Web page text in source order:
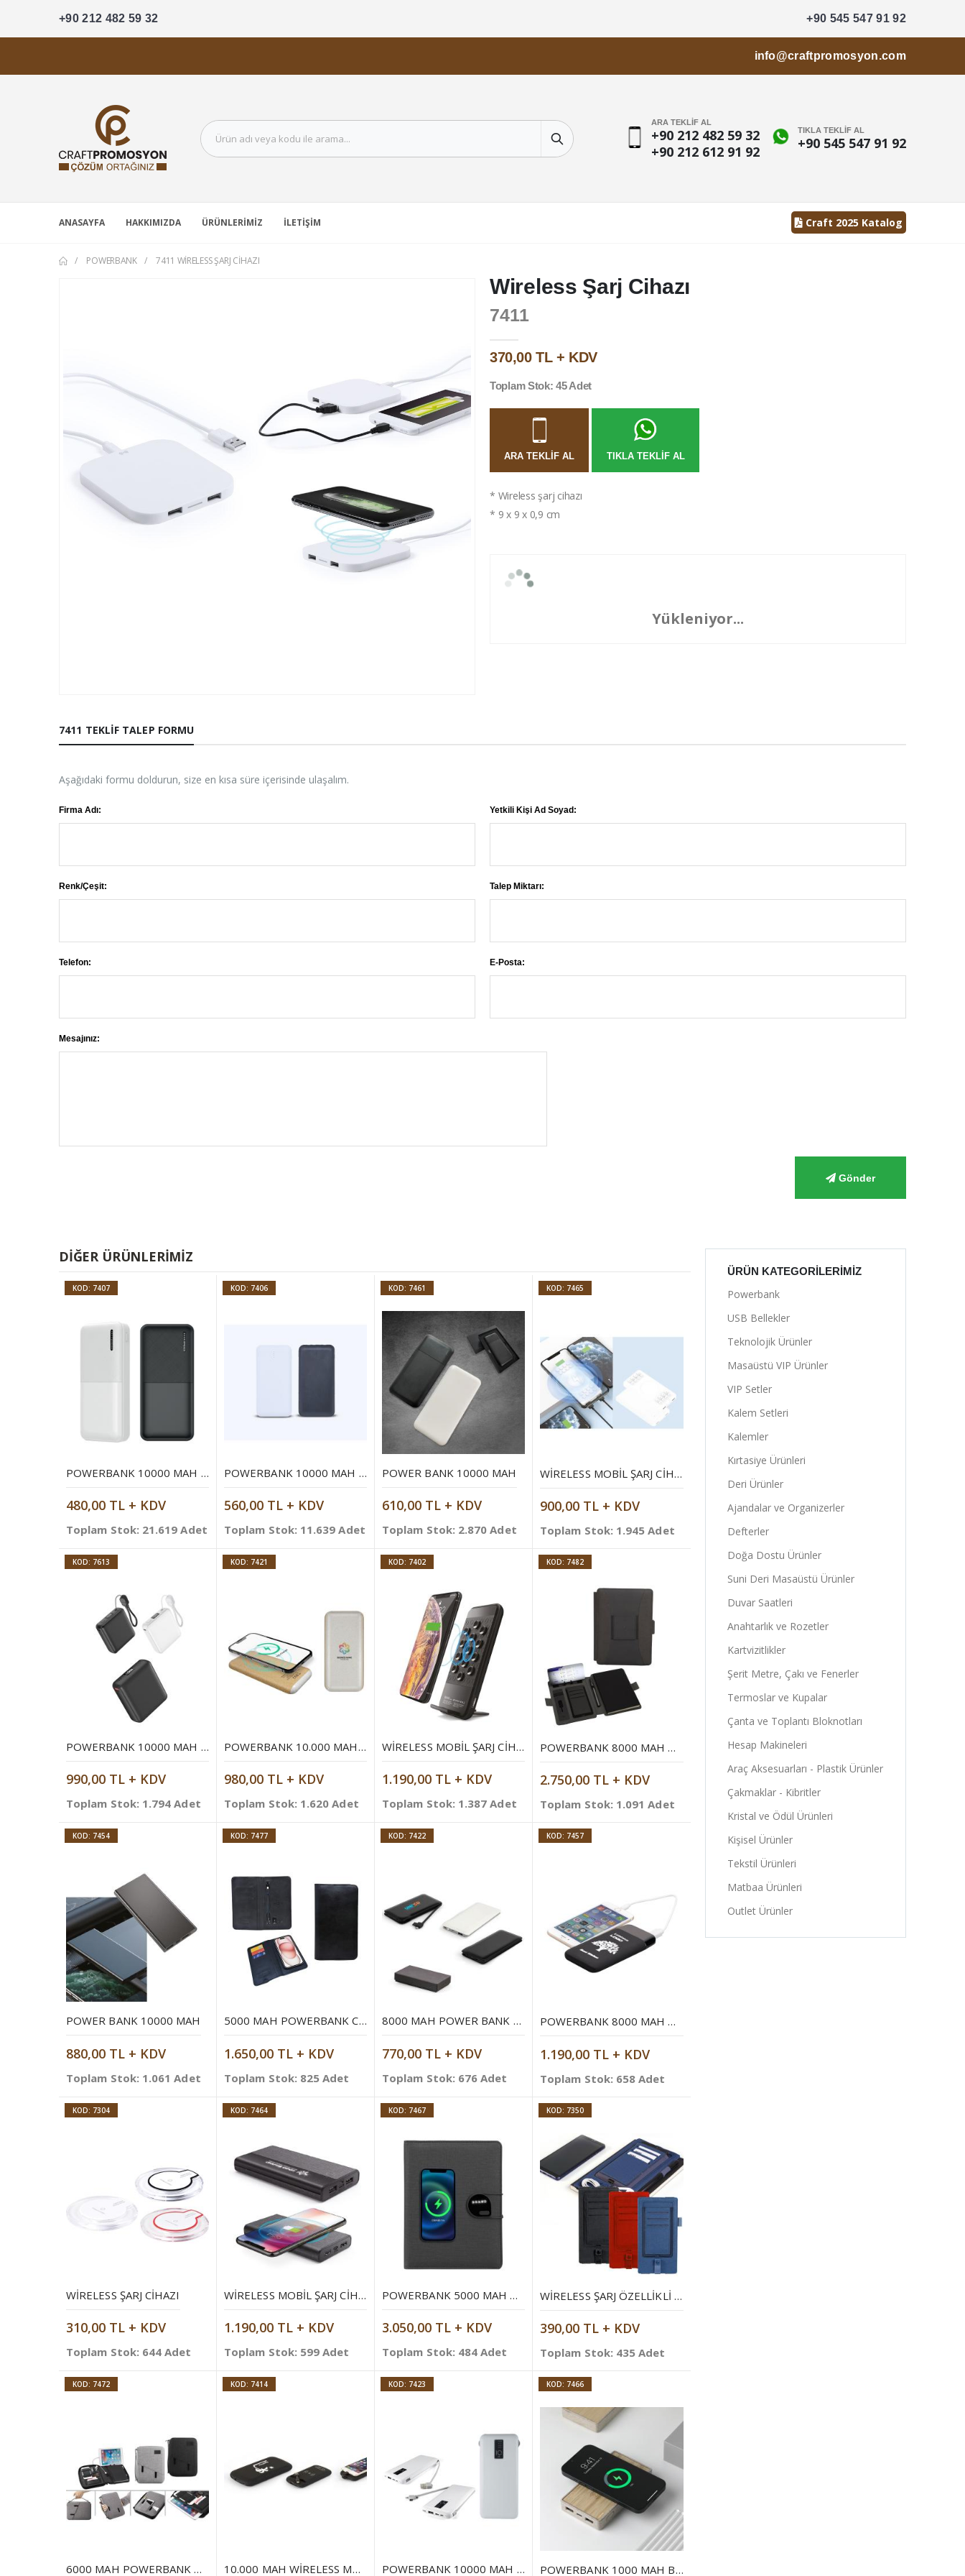
+90 212 482 59 32 +90 545 547 91 92
info@craftpromosyon.com
ARA TEKLİF AL
+90 212 482 59 32
+90 212 612 91 92
TIKLA TEKLİF AL
+90 545 547 91 92
ANASAYFA HAKKIMIZDA ÜRÜNLERIMIZ İLETIŞIM Craft 2025 Katalog
POWERBANK 7411 WIRELESS ŞARJ CIHAZI
Wireless Şarj Cihazı
7411
370,00 TL + KDV
Toplam Stok: 45 Adet
ARA TEKLIF AL TIKLA TEKLIF AL
* Wireless şarj cihazı
* 9 x 9 x 0,9 cm
Yükleniyor...
7411 TEKLIF TALEP FORMU
Aşağıdaki formu doldurun, size en kısa süre içerisinde ulaşalım.
Firma Adı: Yetkili Kişi Ad Soyad:
Renk/Çeşit: Talep Miktarı:
Telefon: E-Posta:
Mesajınız:
Gönder
DIĞER ÜRÜNLERIMIZ
KOD: 7407
POWERBANK 10000 MAH MOBIL ŞARJ CIHAZI
480,00 TL + KDV
Toplam Stok: 21.619 Adet
KOD: 7406
POWERBANK 10000 MAH MOBIL ŞARJ CIHAZI
560,00 TL + KDV
Toplam Stok: 11.639 Adet
KOD: 7461
POWER BANK 10000 MAH
610,00 TL + KDV
Toplam Stok: 2.870 Adet
KOD: 7465
WIRELESS MOBIL ŞARJ CIHAZI 10.000 MAH
900,00 TL + KDV
Toplam Stok: 1.945 Adet
KOD: 7613
POWERBANK 10000 MAH MOBIL ŞARJ CIHAZI
990,00 TL + KDV
Toplam Stok: 1.794 Adet
KOD: 7421
POWERBANK 10.000 MAH MOBIL ŞARJ CIHAZI
980,00 TL + KDV
Toplam Stok: 1.620 Adet
KOD: 7402
WIRELESS MOBIL ŞARJ CIHAZI 5000 MAH
1.190,00 TL + KDV
Toplam Stok: 1.387 Adet
KOD: 7482
POWERBANK 8000 MAH WIRELESS ORGANIZER
2.750,00 TL + KDV
Toplam Stok: 1.091 Adet
KOD: 7454
POWER BANK 10000 MAH
880,00 TL + KDV
Toplam Stok: 1.061 Adet
KOD: 7477
5000 MAH POWERBANK CÜZDAN
1.650,00 TL + KDV
Toplam Stok: 825 Adet
KOD: 7422
8000 MAH POWER BANK MOBIL ŞARJ CIHAZI
770,00 TL + KDV
Toplam Stok: 676 Adet
KOD: 7457
POWERBANK 8000 MAH MOBIL ŞARJ CIHAZI
1.190,00 TL + KDV
Toplam Stok: 658 Adet
KOD: 7304
WIRELESS ŞARJ CIHAZI
310,00 TL + KDV
Toplam Stok: 644 Adet
KOD: 7464
WIRELESS MOBIL ŞARJ CIHAZI 10000 MAH
1.190,00 TL + KDV
Toplam Stok: 599 Adet
KOD: 7467
POWERBANK 5000 MAH MAGSAFE ORGANIZER
3.050,00 TL + KDV
Toplam Stok: 484 Adet
KOD: 7350
WIRELESS ŞARJ ÖZELLIKLI DEFTER KILIFI
390,00 TL + KDV
Toplam Stok: 435 Adet
KOD: 7472
6000 MAH POWERBANK ORGANIZER
KOD: 7414
10.000 MAH WIRELESS MOBIL ŞARJ CIHAZI
KOD: 7423
POWERBANK 10000 MAH MOBIL ŞARJ CIHAZI
KOD: 7466
POWERBANK 1000 MAH BAMBU WIRELESS MOBIL ŞARJ CIHAZI
ÜRÜN KATEGORILERIMIZ
Powerbank
USB Bellekler
Teknolojik Ürünler
Masaüstü VIP Ürünler
VIP Setler
Kalem Setleri
Kalemler
Kırtasiye Ürünleri
Deri Ürünler
Ajandalar ve Organizerler
Defterler
Doğa Dostu Ürünler
Suni Deri Masaüstü Ürünler
Duvar Saatleri
Anahtarlık ve Rozetler
Kartvizitlikler
Şerit Metre, Çakı ve Fenerler
Termoslar ve Kupalar
Çanta ve Toplantı Bloknotları
Hesap Makineleri
Araç Aksesuarları - Plastik Ürünler
Çakmaklar - Kibritler
Kristal ve Ödül Ürünleri
Kişisel Ürünler
Tekstil Ürünleri
Matbaa Ürünleri
Outlet Ürünler